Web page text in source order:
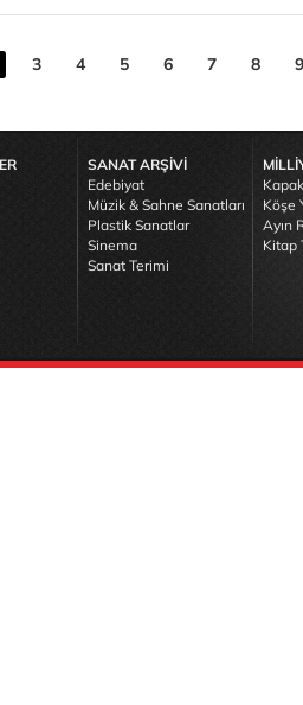
3 4 5 6 7 8 9
SANAT ARŞİVİ
Edebiyat
Müzik & Sahne Sanatları
Plastik Sanatlar
Sinema
Sanat Terimi
Köşe
Ayın
Kitap